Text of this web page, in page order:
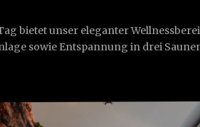
bietet unser eleganter
sowie Entspannung in drei